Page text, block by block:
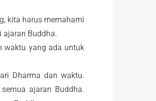
kita harus memahami
Buddha.
waktu yang ada untuk
Dharma dan waktu.
ajaran Buddha.